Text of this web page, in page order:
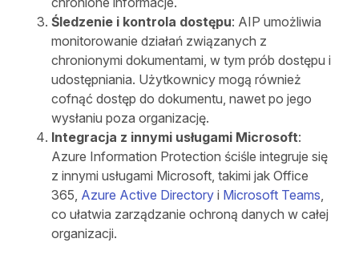
Śledzenie i kontrola dostępu: AIP umożliwia
monitorowanie działań związanych z
chronionymi dokumentami, w tym prób dostępu i
udostępniania. Użytkownicy mogą również
cofnąć dostęp do dokumentu, nawet po jego
wysłaniu poza organizację.
Integracja z innymi usługami Microsoft:
Azure Information Protection ściśle integruje się
z innymi usługami Microsoft, takimi jak Office
365, Azure Active Directory i Microsoft Teams,
co ułatwia zarządzanie ochroną danych w całej
organizacji.